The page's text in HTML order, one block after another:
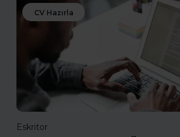
CV Hazırla
Eskritor